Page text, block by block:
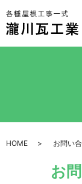
HOME お問い
お